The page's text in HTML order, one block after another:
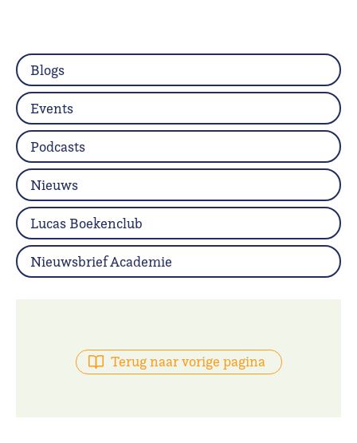
Terug naar vorige pagina
Blogs
Events
Podcasts
Nieuws
Lucas Boekenclub
Nieuwsbrief Academie